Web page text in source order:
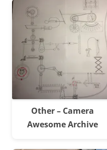
Other – Camera
Awesome Archive